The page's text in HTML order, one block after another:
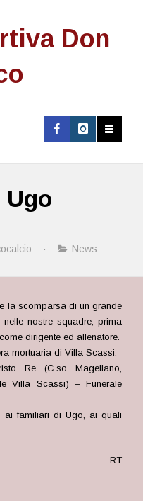
Don
Ugo
· News
la scomparsa di un grande
nostre squadre, prima
dirigente ed allenatore.
mortuaria di Villa Scassi.
Re (C.so Magellano,
Villa Scassi) – Funerale
ai familiari di Ugo, ai quali
RT